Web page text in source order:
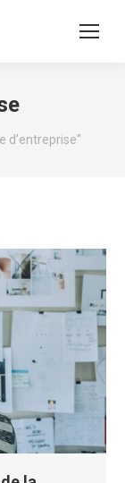
d’entreprise"